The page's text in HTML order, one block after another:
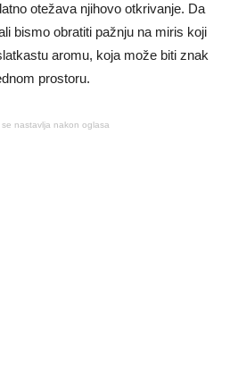
otežava njihovo otkrivanje. Da
bismo obratiti pažnju na miris koji
aromu, koja može biti znak
prostoru.
se nastavlja nakon oglasa